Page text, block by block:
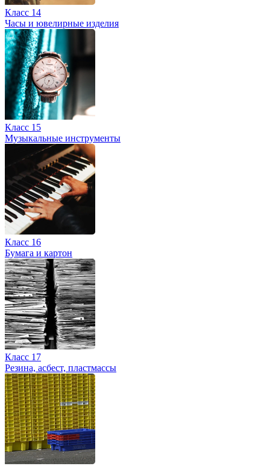
Класс 14
Часы и ювелирные изделия
Класс 15
Музыкальные инструменты
Класс 16
Бумага и картон
Класс 17
Резина, асбест, пластмассы